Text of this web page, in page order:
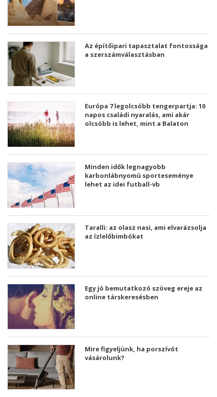
Az építőipari tapasztalat fontossága
a szerszámválasztásban
Európa 7 legolcsóbb tengerpartja: 10
napos családi nyaralás, ami akár
olcsóbb is lehet, mint a Balaton
Minden idők legnagyobb
karbonlábnyomú sporteseménye
lehet az idei futball-vb
Taralli: az olasz nasi, ami elvarázsolja
az ízlelőbimbókat
Egy jó bemutatkozó szöveg ereje az
online társkeresésben
Mire figyeljünk, ha porszívót
vásárolunk?